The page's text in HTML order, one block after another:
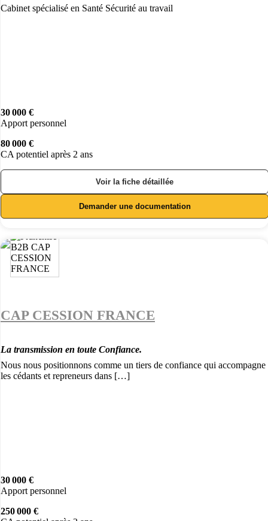
Cabinet spécialisé en Santé Sécurité au travail
30 000 €
Apport personnel
80 000 €
CA potentiel après 2 ans
Voir la fiche détaillée
Demander une documentation
CAP CESSION FRANCE
La transmission en toute Confiance.
Nous nous positionnons comme un tiers de confiance qui accompagne
les cédants et repreneurs dans […]
30 000 €
Apport personnel
250 000 €